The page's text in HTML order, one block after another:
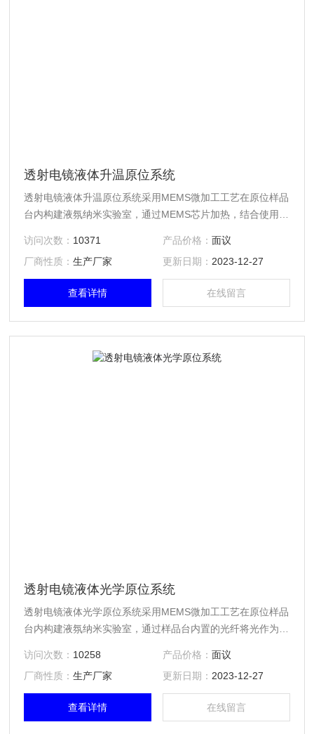
透射电镜液体升温原位系统
透射电镜液体升温原位系统采用MEMS微加工工艺在原位样品
台内构建液氛纳米实验室，通过MEMS芯片加热，结合使用
现从纳米甚至原子层面实时、动态监测样品在液氛环境中随温
度变化产生的微观结构演化、反应动力学、相变、元素价态、
化学变化、微观应力以及表/界面处的原子级结构和成分演化
等关键信息。
访问次数： 10371 产品价格： 面议
厂商性质：生产厂家 更新日期： 2023-12-27
查看详情 在线留言
透射电镜液体光学原位系统
透射电镜液体光学原位系统采用MEMS微加工工艺在原位样品
台内构建液氛纳米实验室，通过样品台内置的光纤将光作为外
加光场刺激条件……
访问次数： 10258 产品价格： 面议
厂商性质：生产厂家 更新日期： 2023-12-27
查看详情 在线留言